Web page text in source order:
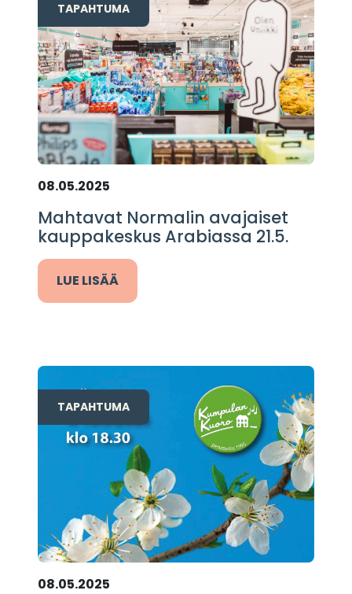
TAPAHTUMA
08.05.2025
Mahtavat Normalin avajaiset
kauppakeskus Arabiassa 21.5.
LUE LISÄÄ
TAPAHTUMA
08.05.2025